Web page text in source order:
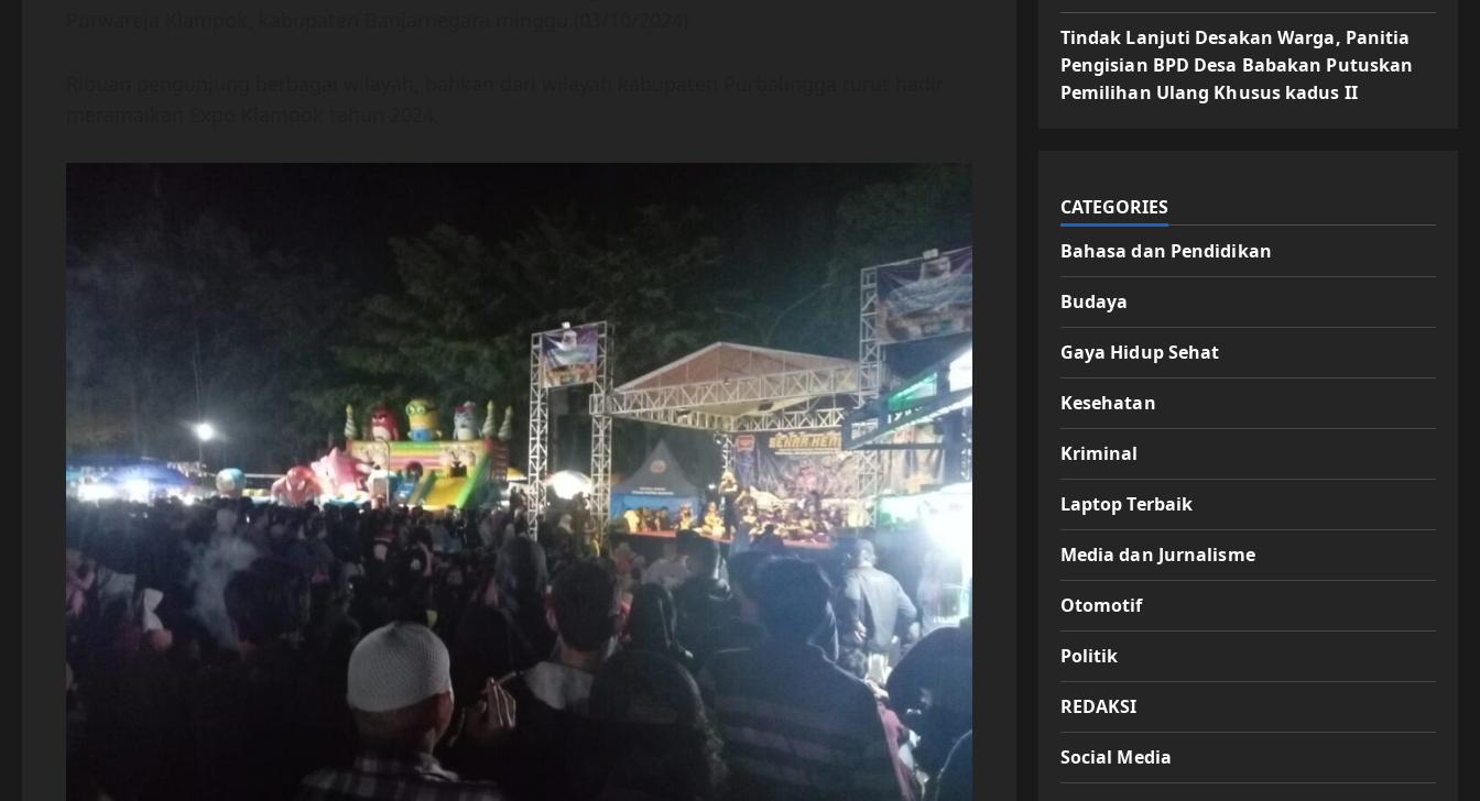
Tindak Lanjuti Desakan Warga, Panitia
Pengisian BPD Desa Babakan Putuskan
Pemilihan Ulang Khusus kadus II
CATEGORIES
Bahasa dan Pendidikan
Budaya
Gaya Hidup Sehat
Kesehatan
Kriminal
Laptop Terbaik
Media dan Jurnalisme
Otomotif
Politik
REDAKSI
Social Media